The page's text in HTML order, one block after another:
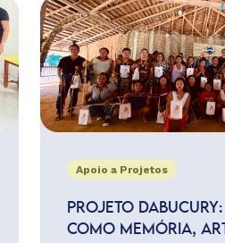
Apoio a Projetos
PROJETO
COMO MEMÓRIA,